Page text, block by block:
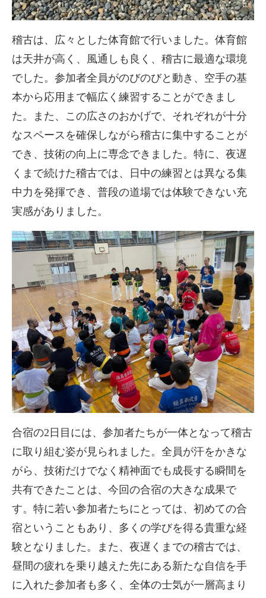
稽古は、広々とした体育館で行いました。体育館
は天井が高く、風通しも良く、稽古に最適な環境
でした。参加者全員がのびのびと動き、空手の基
本から応用まで幅広く練習することができまし
た。また、この広さのおかげで、それぞれが十分
なスペースを確保しながら稽古に集中することが
でき、技術の向上に専念できました。特に、夜遅
くまで続けた稽古では、日中の練習とは異なる集
中力を発揮でき、普段の道場では体験できない充
実感がありました。
合宿の2日目には、参加者たちが一体となって稽古
に取り組む姿が見られました。全員が汗をかきな
がら、技術だけでなく精神面でも成長する瞬間を
共有できたことは、今回の合宿の大きな成果で
す。特に若い参加者たちにとっては、初めての合
宿ということもあり、多くの学びを得る貴重な経
験となりました。また、夜遅くまでの稽古では、
昼間の疲れを乗り越えた先にある新たな自信を手
に入れた参加者も多く、全体の士気が一層高まり